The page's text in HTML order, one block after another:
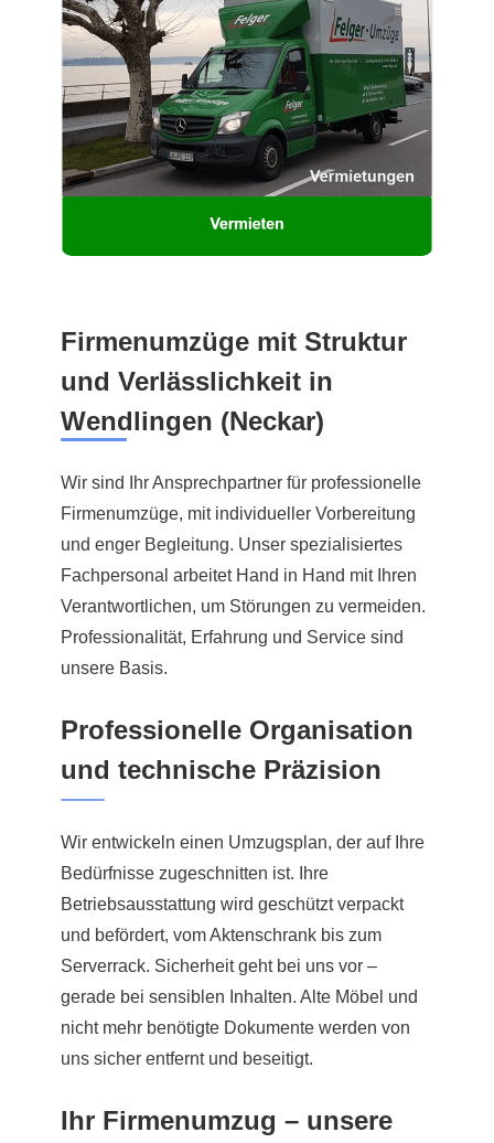
Firmenumzüge mit Struktur
und Verlässlichkeit in
Wendlingen (Neckar)
Wir sind Ihr Ansprechpartner für professionelle
Firmenumzüge, mit individueller Vorbereitung
und enger Begleitung. Unser spezialisiertes
Fachpersonal arbeitet Hand in Hand mit Ihren
Verantwortlichen, um Störungen zu vermeiden.
Professionalität, Erfahrung und Service sind
unsere Basis.
Professionelle Organisation
und technische Präzision
Wir entwickeln einen Umzugsplan, der auf Ihre
Bedürfnisse zugeschnitten ist. Ihre
Betriebsausstattung wird geschützt verpackt
und befördert, vom Aktenschrank bis zum
Serverrack. Sicherheit geht bei uns vor –
gerade bei sensiblen Inhalten. Alte Möbel und
nicht mehr benötigte Dokumente werden von
uns sicher entfernt und beseitigt.
Ihr Firmenumzug – unsere